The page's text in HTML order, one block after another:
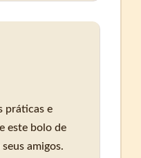
práticas e
este bolo de
amigos.